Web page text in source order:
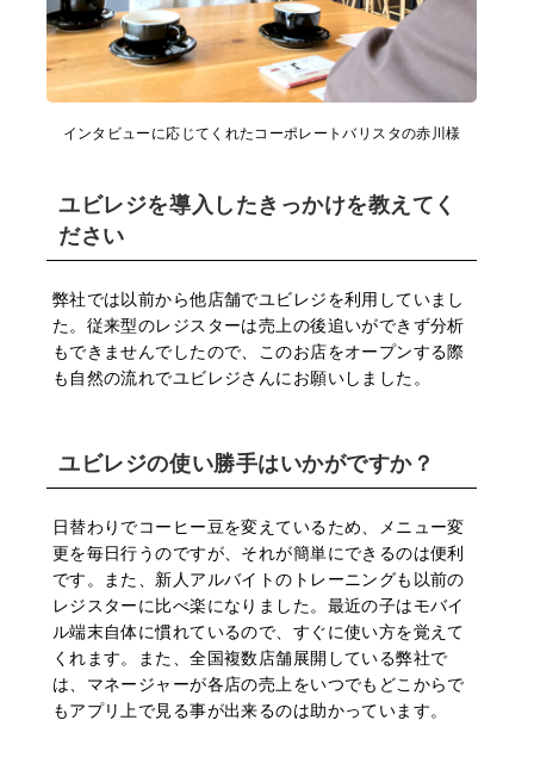
インタビューに応じてくれたコーポレートバリスタの赤川様
ユビレジを導入したきっかけを教えてく
ださい
弊社では以前から他店舗でユビレジを利用していまし
た。従来型のレジスターは売上の後追いができず分析
もできませんでしたので、このお店をオープンする際
も自然の流れでユビレジさんにお願いしました。
ユビレジの使い勝手はいかがですか？
日替わりでコーヒー豆を変えているため、メニュー変
更を毎日行うのですが、それが簡単にできるのは便利
です。また、新人アルバイトのトレーニングも以前の
レジスターに比べ楽になりました。最近の子はモバイ
ル端末自体に慣れているので、すぐに使い方を覚えて
くれます。また、全国複数店舗展開している弊社で
は、マネージャーが各店の売上をいつでもどこからで
もアプリ上で見る事が出来るのは助かっています。